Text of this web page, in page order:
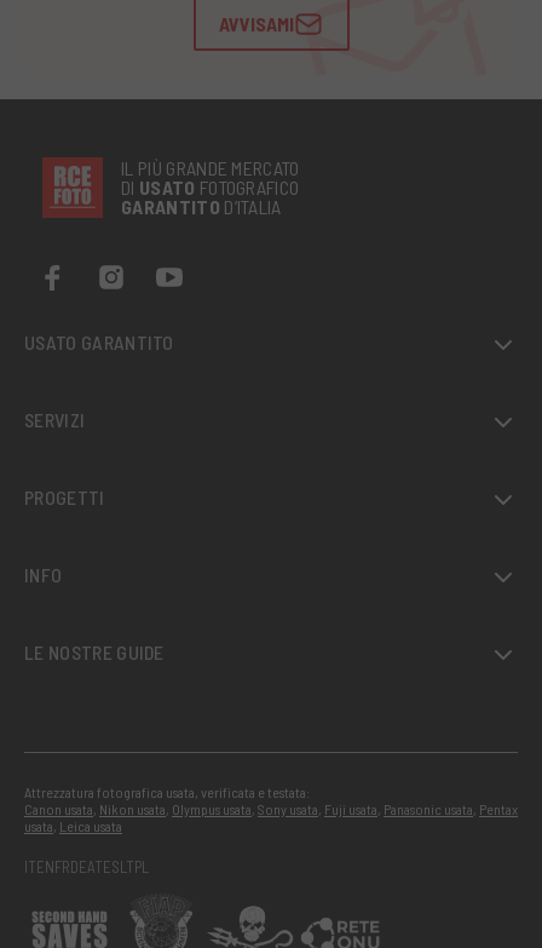
AVVISAMI
IL PIÙ GRANDE MERCATO
DI USATO FOTOGRAFICO
GARANTITO D’ITALIA
USATO GARANTITO
SERVIZI
PROGETTI
INFO
LE NOSTRE GUIDE
Attrezzatura fotografica usata, verificata e testata:
Canon usata, Nikon usata, Olympus usata, Sony usata, Fuji usata, Panasonic usata, Pentax
usata, Leica usata
ITENFRDEATESLTPL